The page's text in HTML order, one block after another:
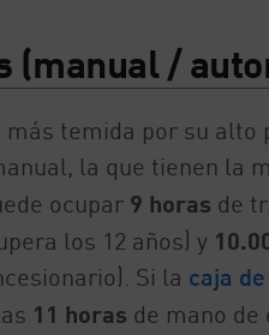
(manual /
temida por su alto
la que tienen la
ocupar 9 horas de
los 12 años) y
Si la caja
11 horas de mano de